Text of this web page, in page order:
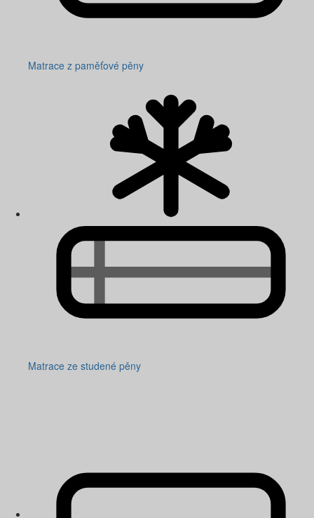
Matrace z paměťové pěny
Matrace ze studené pěny